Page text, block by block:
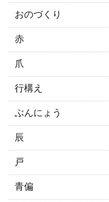
おのづくり
赤
爪
行構え
ぶんにょう
辰
戸
青偏